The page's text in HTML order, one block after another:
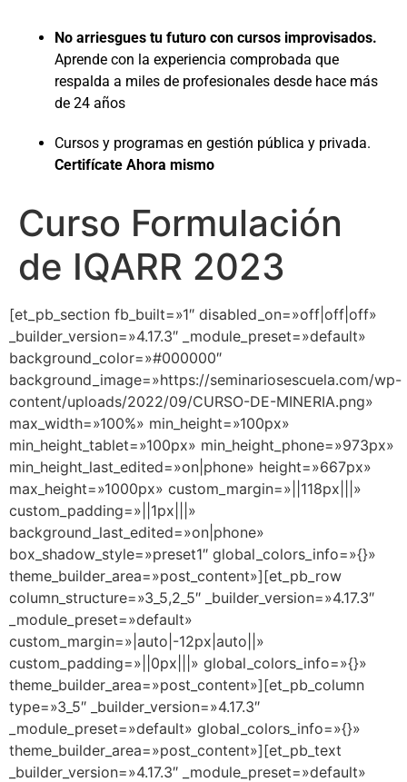
No arriesgues tu futuro con cursos improvisados.
Aprende con la experiencia comprobada que
respalda a miles de profesionales desde hace más
de 24 años
Cursos y programas en gestión pública y privada.
Certifícate Ahora mismo
Curso Formulación
de IQARR 2023
[et_pb_section fb_built=»1″ disabled_on=»off|off|off»
_builder_version=»4.17.3″ _module_preset=»default»
background_color=»#000000″
background_image=»https://seminariosescuela.com/wp-
content/uploads/2022/09/CURSO-DE-MINERIA.png»
max_width=»100%» min_height=»100px»
min_height_tablet=»100px» min_height_phone=»973px»
min_height_last_edited=»on|phone» height=»667px»
max_height=»1000px» custom_margin=»||118px|||»
custom_padding=»||1px|||»
background_last_edited=»on|phone»
box_shadow_style=»preset1″ global_colors_info=»{}»
theme_builder_area=»post_content»][et_pb_row
column_structure=»3_5,2_5″ _builder_version=»4.17.3″
_module_preset=»default»
custom_margin=»|auto|-12px|auto||»
custom_padding=»||0px|||» global_colors_info=»{}»
theme_builder_area=»post_content»][et_pb_column
type=»3_5″ _builder_version=»4.17.3″
_module_preset=»default» global_colors_info=»{}»
theme_builder_area=»post_content»][et_pb_text
_builder_version=»4.17.3″ _module_preset=»default»